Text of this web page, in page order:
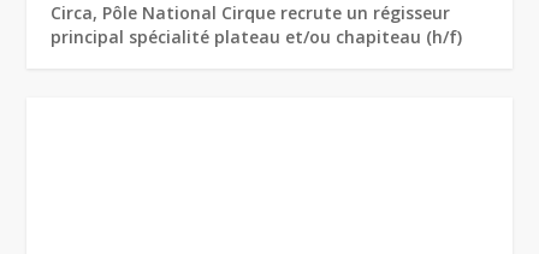
Circa, Pôle National Cirque recrute un régisseur
principal spécialité plateau et/ou chapiteau (h/f)